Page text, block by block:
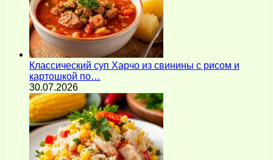
Классический суп Харчо из свинины с рисом и
картошкой по…
30.07.2026